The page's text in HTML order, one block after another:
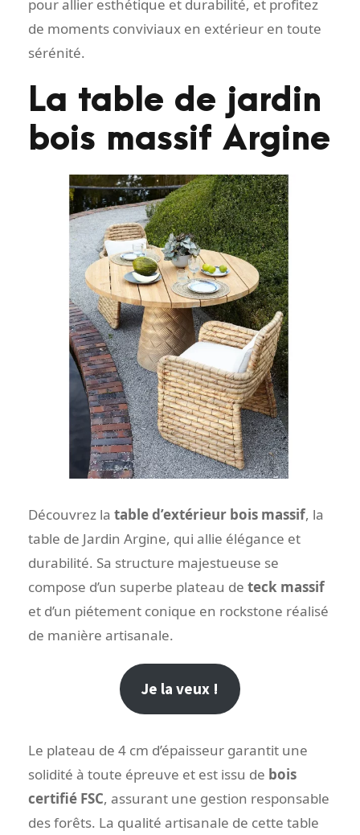
pour allier esthétique et durabilité, et profitez
de moments conviviaux en extérieur en toute
sérénité.
La table de jardin
bois massif Argine
Découvrez la table d’extérieur bois massif, la
table de Jardin Argine, qui allie élégance et
durabilité. Sa structure majestueuse se
compose d’un superbe plateau de teck massif
et d’un piétement conique en rockstone réalisé
de manière artisanale.
Je la veux !
Le plateau de 4 cm d’épaisseur garantit une
solidité à toute épreuve et est issu de bois
certifié FSC, assurant une gestion responsable
des forêts. La qualité artisanale de cette table